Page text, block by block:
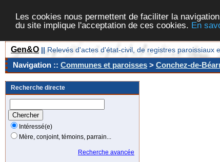
Les cookies nous permettent de faciliter la
du site implique l'acceptation de ces cookies. En
Gen&O || Relevés d'actes d'état-civil, de registres paroissiaux
Navigation :: Communes et paroisses > Conchez-de-
Recherche directe
Intéressé(e)
Mère, conjoint, témoins, parrain...
Recherche avancée